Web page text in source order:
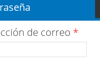
de correo *